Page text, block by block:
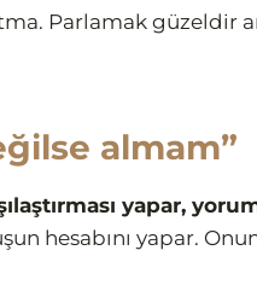
Parlamak güzeldir
almam”
yapar,
hesabını yapar.